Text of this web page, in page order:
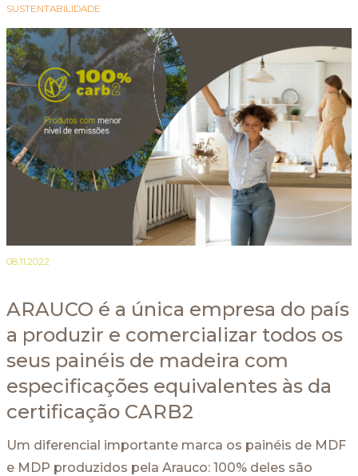
SUSTENTABILIDADE
08.11.2022
ARAUCO é a única empresa do país
a produzir e comercializar todos os
seus painéis de madeira com
especificações equivalentes às da
certificação CARB2
Um diferencial importante marca os painéis de MDF
e MDP produzidos pela Arauco: 100% deles são